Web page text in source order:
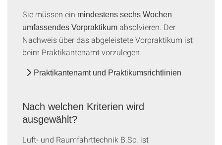
Sie müssen ein mindestens sechs Wochen
umfassendes Vorpraktikum absolvieren. Der
Nachweis über das abgeleistete Vorpraktikum ist
beim Praktikantenamt vorzulegen.
Praktikantenamt und Praktikumsrichtlinien
Nach welchen Kriterien wird
ausgewählt?
Luft- und Raumfahrttechnik B.Sc. ist